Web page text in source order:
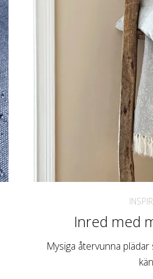
Inred med
Mysiga återvunna